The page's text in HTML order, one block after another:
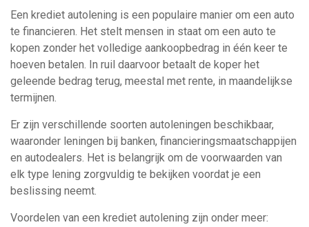
Een krediet autolening is een populaire manier om een auto
te financieren. Het stelt mensen in staat om een auto te
kopen zonder het volledige aankoopbedrag in één keer te
hoeven betalen. In ruil daarvoor betaalt de koper het
geleende bedrag terug, meestal met rente, in maandelijkse
termijnen.
Er zijn verschillende soorten autoleningen beschikbaar,
waaronder leningen bij banken, financieringsmaatschappijen
en autodealers. Het is belangrijk om de voorwaarden van
elk type lening zorgvuldig te bekijken voordat je een
beslissing neemt.
Voordelen van een krediet autolening zijn onder meer: